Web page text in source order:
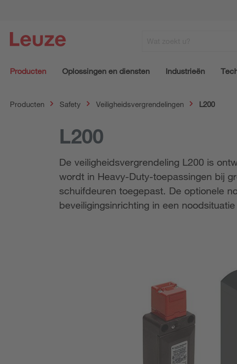
Producten Oplossingen en diensten Industrieën
Producten Safety Veiligheidsvergrendelingen L200
L200
De veiligheidsvergrendeling L200 is
wordt in Heavy-Duty-toepassingen bij
schuifdeuren toegepast. De optionele
beveiligingsinrichting in een noodsituatie